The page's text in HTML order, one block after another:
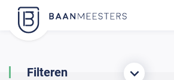
Filteren